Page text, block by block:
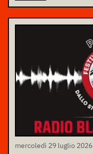
mercoledì 29 luglio 2026